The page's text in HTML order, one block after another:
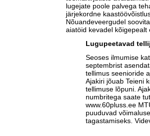
lugejate poole palvega
järjekordne
Nõuandeveergudel
aiatöid kevadel kõigepealt
Lugupeetavad
Seoses ilmumise
septembrist
tellimus seenioride
Ajakiri jõuab Teieni
tellimuse lõpuni.
numbritega saate
www.60pluss.ee
puuduvad
tagastamiseks.